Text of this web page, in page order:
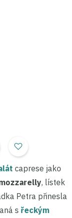
caprese jako
, lístek
Petra přinesla
s řeckým